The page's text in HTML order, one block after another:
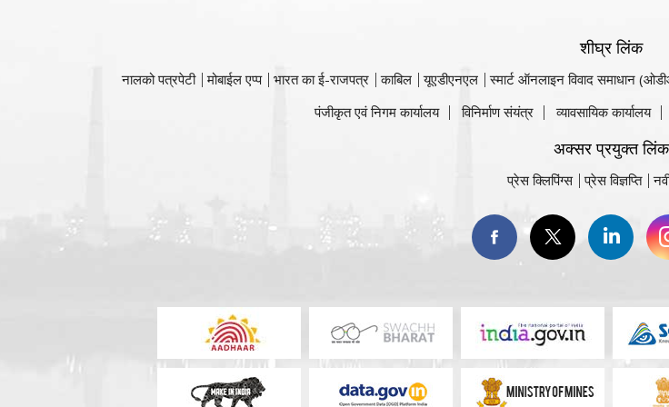
शीघ्र लिंक
नालको पत्रपेटी मोबाईल एप्प भारत का ई-राजपत्र काबिल यूएडीएनएल स्मार्ट ऑनलाइन विवाद समाधान
पंजीकृत एवं निगम कार्यालय
विनिर्माण संयंत्र व्यावसायिक कार्यालय
अक्सर प्रयुक्त लिंक
प्रेस क्लिपिंग्स प्रेस विज्ञप्ति